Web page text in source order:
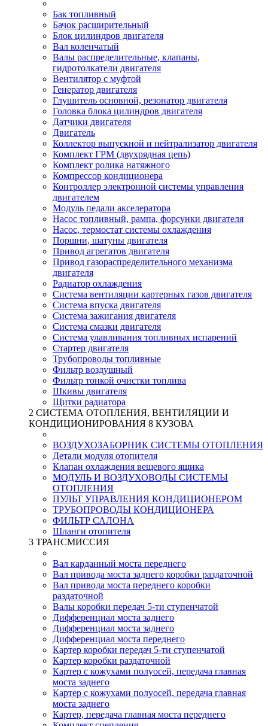
Бак топливный
Бачок расширительный
Блок цилиндров двигателя
Вал коленчатый
Валы распределительные, клапаны,
гидротолкатели двигателя
Вентилятор с муфтой
Генератор двигателя
Глушитель основной, резонатор двигателя
Головка блока цилиндров двигателя
Датчики двигателя
Двигатель
Коллектор выпускной и нейтрализатор двигателя
Комплект ГРМ (двухрядная цепь)
Комплект ролика натяжного
Компрессор кондиционера
Контроллер электронной системы управления
двигателем
Модуль педали акселератора
Насос топливный, рампа, форсунки двигателя
Насос, термостат системы охлаждения
Поршни, шатуны двигателя
Привод агрегатов двигателя
Привод газораспределительного механизма
двигателя
Радиатор охлаждения
Система вентиляции картерных газов двигателя
Система впуска двигателя
Система зажигания двигателя
Система смазки двигателя
Система улавливания топливных испарений
Стартер двигателя
Трубопроводы топливные
Фильтр воздушный
Фильтр тонкой очистки топлива
Шкивы двигателя
Щитки радиатора
2 СИСТЕМА ОТОПЛЕНИЯ, ВЕНТИЛЯЦИИ И
КОНДИЦИОНИРОВАНИЯ 8 КУЗОВА
ВОЗДУХОЗАБОРНИК СИСТЕМЫ ОТОПЛЕНИЯ
Детали модуля отопителя
Клапан охлаждения вещевого ящика
МОДУЛЬ И ВОЗДУХОВОДЫ СИСТЕМЫ
ОТОПЛЕНИЯ
ПУЛЬТ УПРАВЛЕНИЯ КОНДИЦИОНЕРОМ
ТРУБОПРОВОДЫ КОНДИЦИОНЕРА
ФИЛЬТР САЛОНА
Шланги отопителя
3 ТРАНСМИССИЯ
Вал карданный моста переднего
Вал привода моста заднего коробки раздаточной
Вал привода моста переднего коробки
раздаточной
Валы коробки передач 5-ти ступенчатой
Дифференциал моста заднего
Дифференциал моста заднего
Дифференциал моста переднего
Картер коробки передач 5-ти ступенчатой
Картер коробки раздаточной
Картер с кожухами полуосей, передача главная
моста заднего
Картер с кожухами полуосей, передача главная
моста заднего
Картер, передача главная моста переднего